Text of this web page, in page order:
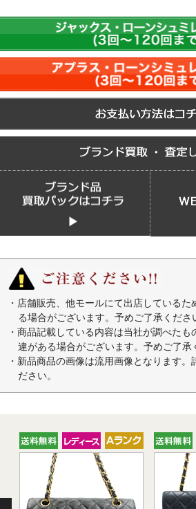
・店舗販売、他モールにて出店している
る場合がございます。予めご了承くださ
・商品記載している内容は当社が調べた
違がある場合がございます。予めご了承
・新品商品の画像は流用画像となります。
ださい。